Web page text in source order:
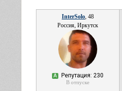
InterSolo, 48
Россия, Иркутск
А Репутация: 230
В отпуске